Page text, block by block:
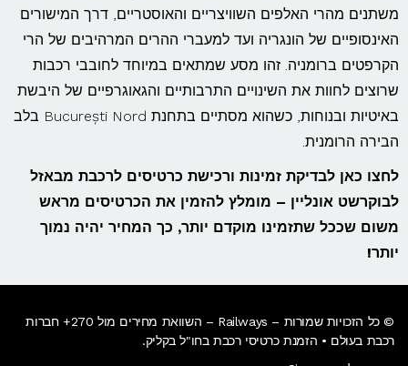
משתנים מהרי האלפים השוויצריים והאוסטריים, דרך המישורים
האינסופיים של הונגריה ועד למעברי ההרים המרהיבים של הרי
הקרפטים ברומניה. זהו מסע שמתאים במיוחד לחובבי רכבות
שרוצים לחוות את השינויים התרבותיים והגאוגרפיים של היבשת
באיטיות ובנוחות, כשהוא מסתיים בתחנת București Nord בלב
הבירה הרומנית.
לחצו כאן לבדיקת זמינות ורכישת כרטיסים לרכבת מבאזל
לבוקרשט אונליין – מומלץ להזמין את הכרטיסים מראש
משום שככל שתזמינו מוקדם יותר, כך המחיר יהיה נמוך
יותר!
© כל הזכויות שמורות – Railways – השוואת מחירים מול 270+ חברות
רכבת בעולם • הזמנת כרטיסי רכבת בחו"ל בקליק​.